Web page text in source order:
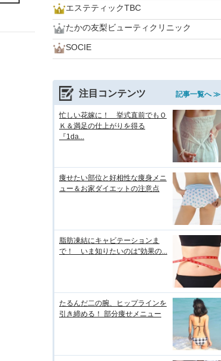
エステティックTBC
たかの友梨ビューティクリニック
SOCIE
注目コンテンツ 記事一覧へ ≫
忙しい花嫁に！ 挙式直前でもＯ
Ｋ＆満足の仕上がりを得る
『1da...
痩せたい部位と好相性な痩身メニ
ュー＆お家ダイエットの注意点
脂肪凍結にキャビテーションま
で！ いま知りたいのは“効果の...
たるんだ二の腕、ヒップラインを
引き締める！ 部分痩せメニュー